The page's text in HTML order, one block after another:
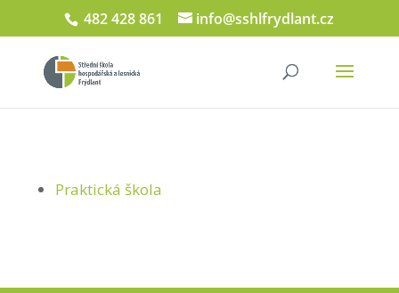
482 428 861 info@sshlfrydlant.cz
Praktická škola